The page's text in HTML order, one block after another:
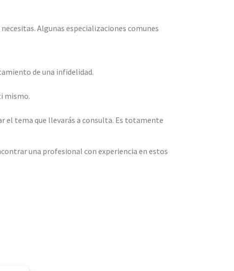
Algunas especializaciones comunes
de una infidelidad.
mismo.
el tema que llevarás a consulta. Es totamente
una profesional con experiencia en estos